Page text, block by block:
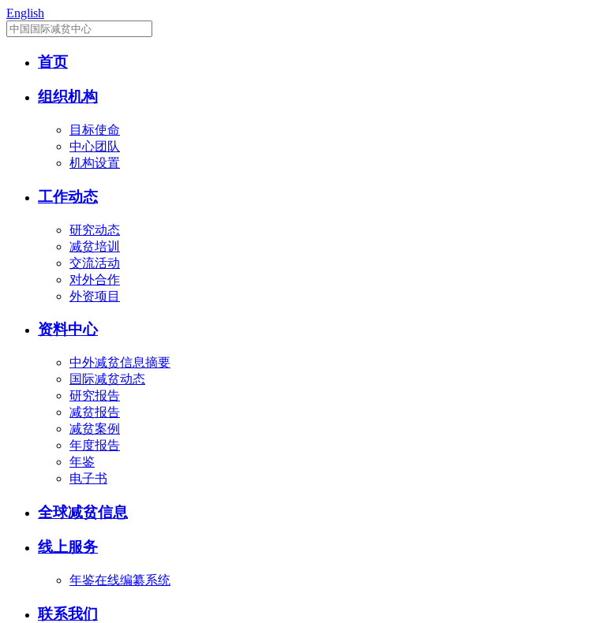
English
首页
组织机构
目标使命
中心团队
机构设置
工作动态
研究动态
减贫培训
交流活动
对外合作
外资项目
资料中心
中外减贫信息摘要
国际减贫动态
研究报告
减贫报告
减贫案例
年度报告
年鉴
电子书
全球减贫信息
线上服务
年鉴在线编纂系统
联系我们